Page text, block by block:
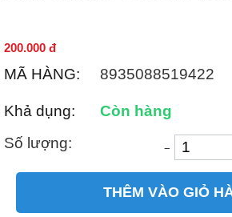
200.000 đ
MÃ HÀNG: 8935088519422
Khả dụng:
Còn hàng
Số lượng:
−
THÊM VÀO GIỎ